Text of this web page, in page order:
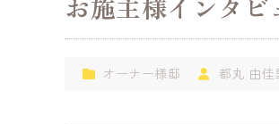
お施主様インタビ
オーナー様邸 都丸 由佳